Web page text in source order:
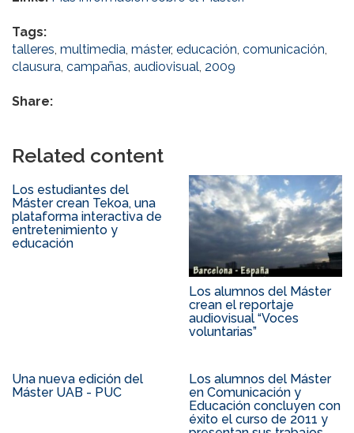
Tags:
talleres, multimedia, máster, educación, comunicación,
clausura, campañas, audiovisual, 2009
Share:
Related content
Los estudiantes del
Máster crean Tekoa, una
plataforma interactiva de
entretenimiento y
educación
Los alumnos del Máster
crean el reportaje
audiovisual “Voces
voluntarias”
Una nueva edición del
Máster UAB - PUC
Los alumnos del Máster
en Comunicación y
Educación concluyen con
éxito el curso de 2011 y